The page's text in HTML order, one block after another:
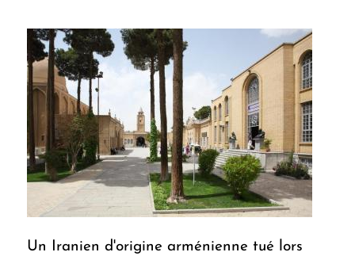
Un Iranien d'origine arménienne tué lors